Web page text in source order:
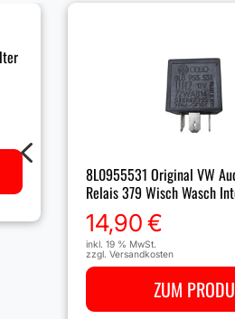
8L0955531 Original VW
Relais 379 Wisch Wasch
14,90€
inkl. 19 % MwSt.
zzgl. Versandkosten
ZUM
4